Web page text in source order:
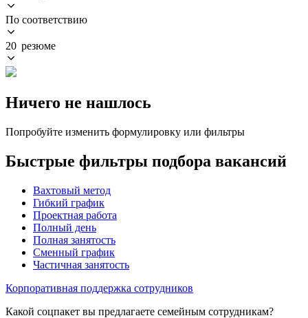
По соответствию
20 резюме
Ничего не нашлось
Попробуйте изменить формулировку или фильтры
Быстрые фильтры подбора вакансий
Вахтовый метод
Гибкий график
Проектная работа
Полный день
Полная занятость
Сменный график
Частичная занятость
Корпоративная поддержка сотрудников
Какой соцпакет вы предлагаете семейным сотрудникам?